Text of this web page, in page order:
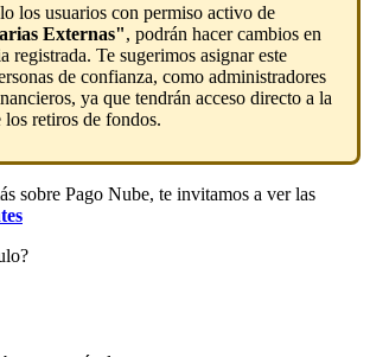
los usuarios con permiso activo de
Externas", podrán hacer cambios en
registrada. Te sugerimos asignar este
de confianza, como administradores
ya que tendrán acceso directo a la
retiros de fondos.
sobre Pago Nube, te invitamos a ver las